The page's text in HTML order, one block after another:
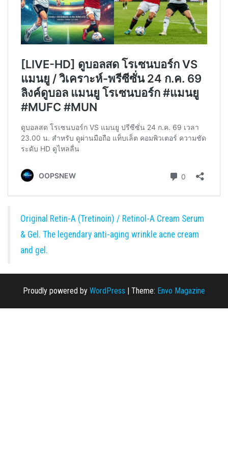
Original Retin-A (Tretinoin) / Retinol-A Cream Serum
& Gel. The legendary anti-aging wrinkle acne cream
and gel.
Proudly powered by WordPress | Theme: Envo Magazine